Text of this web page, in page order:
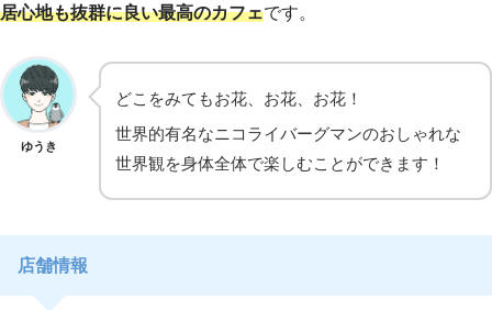
居心地も抜群に良い最高のカフェです。
ゆうき
どこをみてもお花、お花、お花！
世界的有名なニコライバーグマンのおしゃれな
世界観を身体全体で楽しむことができます！
店舗情報